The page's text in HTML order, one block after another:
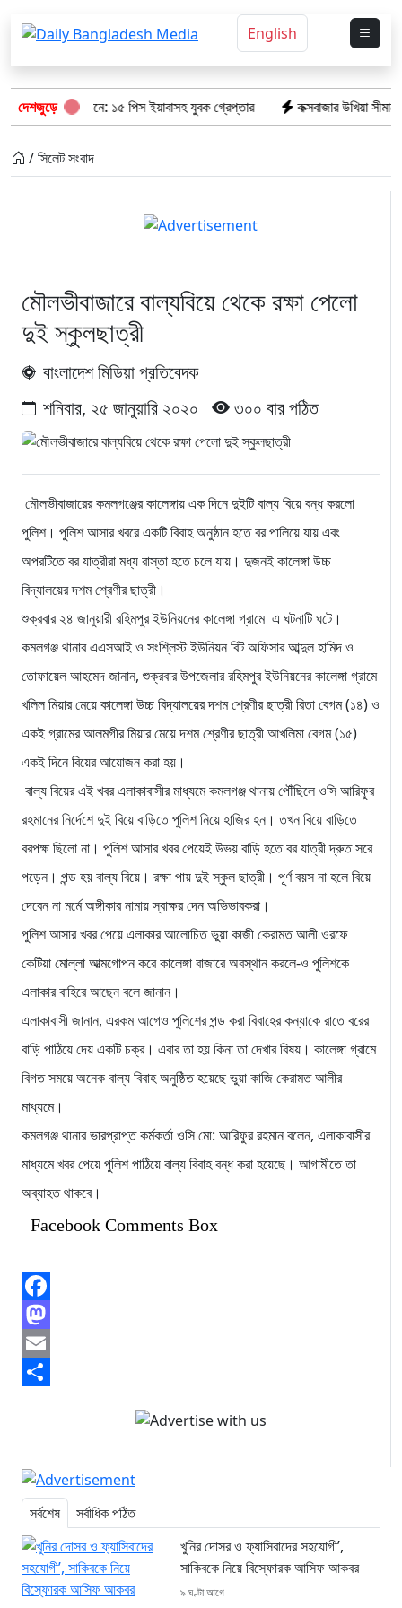
English
দেশজুড়েঅভিযানে: ১৫ পিস ইয়াবাসহ যুবক গ্রেপ্তার কক্সবাজার উখিয়া
/ সিলেট সংবাদ
মৌলভীবাজারে বাল্যবিয়ে থেকে রক্ষা পেলো
দুই স্কুলছাত্রী
বাংলাদেশ মিডিয়া প্রতিবেদক
শনিবার, ২৫ জানুয়ারি ২০২০
৩০০ বার পঠিত
মৌলভীবাজারের কমলগঞ্জের কালেঙ্গায় এক দিনে দুইটি বাল্য বিয়ে বন্ধ করলো
পুলিশ। পুলিশ আসার খবরে একটি বিবাহ অনুষ্ঠান হতে বর পালিয়ে যায় এবং
অপরটিতে বর যাত্রীরা মধ্য রাস্তা হতে চলে যায়। দুজনই কালেঙ্গা উচ্চ
বিদ্যালয়ের দশম শ্রেণীর ছাত্রী।
শুক্রবার ২৪ জানুয়ারী রহিমপুর ইউনিয়নের কালেঙ্গা গ্রামে এ ঘটনাটি ঘটে।
কমলগঞ্জ থানার এএসআই ও সংশ্লিস্ট ইউনিয়ন বিট অফিসার আব্দুল হামিদ ও
তোফায়েল আহমেদ জানান, শুক্রবার উপজেলার রহিমপুর ইউনিয়নের কালেঙ্গা গ্রামে
খলিল মিয়ার মেয়ে কালেঙ্গা উচ্চ বিদ্যালয়ের দশম শ্রেণীর ছাত্রী রিতা বেগম (১৪) ও
একই গ্রামের আলমগীর মিয়ার মেয়ে দশম শ্রেণীর ছাত্রী আখলিমা বেগম (১৫)
একই দিনে বিয়ের আয়োজন করা হয়।
বাল্য বিয়ের এই খবর এলাকাবাসীর মাধ্যমে কমলগঞ্জ থানায় পৌঁছিলে ওসি আরিফুর
রহমানের নির্দেশে দুই বিয়ে বাড়িতে পুলিশ নিয়ে হাজির হন। তখন বিয়ে বাড়িতে
বরপক্ষ ছিলো না। পুলিশ আসার খবর পেয়েই উভয় বাড়ি হতে বর যাত্রী দ্রুত সরে
পড়েন। পন্ড হয় বাল্য বিয়ে। রক্ষা পায় দুই স্কুল ছাত্রী। পূর্ণ বয়স না হলে বিয়ে
দেবেন না মর্মে অঙ্গীকার নামায় স্বাক্ষর দেন অভিভাবকরা।
পুলিশ আসার খবর পেয়ে এলাকার আলোচিত ভুয়া কাজী কেরামত আলী ওরফে
কেটিয়া মোল্লা আত্মগোপন করে কালেঙ্গা বাজারে অবস্থান করলে-ও পুলিশকে
এলাকার বাহিরে আছেন বলে জানান।
এলাকাবাসী জানান, এরকম আগেও পুলিশের পন্ড করা বিবাহের কন্যাকে রাতে বরের
বাড়ি পাঠিয়ে দেয় একটি চক্র। এবার তা হয় কিনা তা দেখার বিষয়। কালেঙ্গা গ্রামে
বিগত সময়ে অনেক বাল্য বিবাহ অনুষ্ঠিত হয়েছে ভুয়া কাজি কেরামত আলীর
মাধ্যমে।
কমলগঞ্জ থানার ভারপ্রাপ্ত কর্মকর্তা ওসি মো: আরিফুর রহমান বলেন, এলাকাবাসীর
মাধ্যমে খবর পেয়ে পুলিশ পাঠিয়ে বাল্য বিবাহ বন্ধ করা হয়েছে। আগামীতে তা
অব্যাহত থাকবে।
Facebook Comments Box
Facebook
Mastodon
Email
সর্বশেষ
সর্বাধিক পঠিত
খুনির দোসর ও ফ্যাসিবাদের সহযোগী’,
সাকিবকে নিয়ে বিস্ফোরক আসিফ আকবর
৯ ঘণ্টা আগে